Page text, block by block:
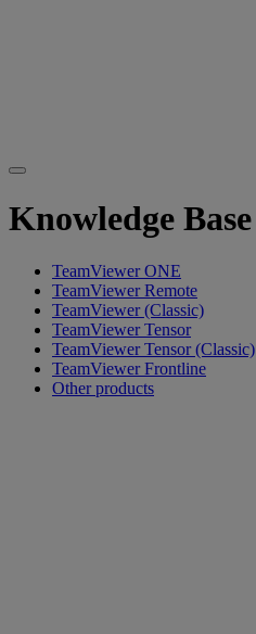
Knowledge Base
TeamViewer ONE
TeamViewer Remote
TeamViewer (Classic)
TeamViewer Tensor
TeamViewer Tensor (Classic)
TeamViewer Frontline
Other products